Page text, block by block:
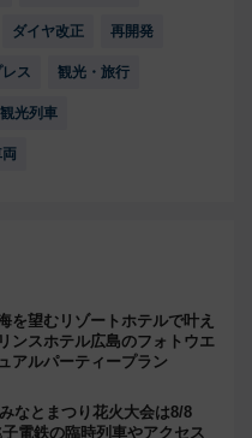
ダイヤ改正 再開発
ス 観光・旅行
観光列車
を望むリゾートホテルで叶え
ンスホテル広島のフォトウエ
アルパーティープラン
みなとまつり花火大会は8/8
電鉄の臨時列車やアクセス